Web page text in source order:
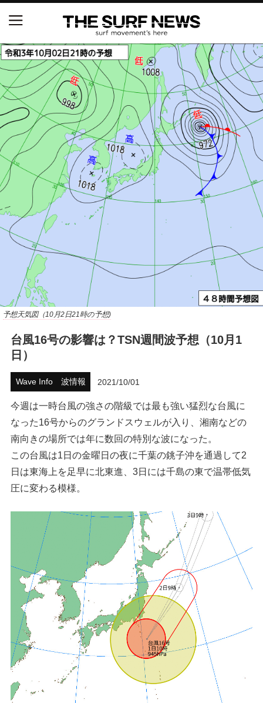
予想天気図（10月2日21時の予想)
台風16号の影響は？TSN週間波予想（10月1
日）
Wave Info 波情報 2021/10/01
今週は一時台風の強さの階級では最も強い猛烈な台風に
なった16号からのグランドスウェルが入り、湘南などの
南向きの場所では年に数回の特別な波になった。
この台風は1日の金曜日の夜に千葉の銚子沖を通過して2
日は東海上を足早に北東進、3日には千島の東で温帯低気
圧に変わる模様。
NSAと茅ヶ崎市が包括連携協定を締結 自治体との
協定は全国初、サーフィンを軸に地域活性化へ
【五十嵐カノア独占インタビュー】旧友レオ、ジャ
ックとの豪華プライベートセッション
S.ONE ショート＆ロング開幕戦・現地リポート（高
橋みなと）
ニュース
製品情報
特集
試合
ホリデースタイル
ウェストジャパン